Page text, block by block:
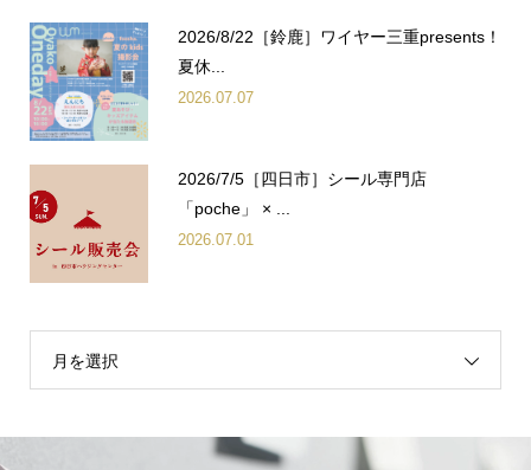
2026/8/22［鈴鹿］ワイヤー三重presents！
夏休...
2026.07.07
2026/7/5［四日市］シール専門店
「poche」 × ...
2026.07.01
月を選択